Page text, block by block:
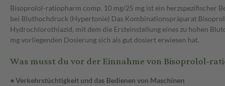
Bisoprolol-ratiopharm comp. 10 mg/25 mg ist ein herzspezifischer
bei Bluthochdruck (Hypertonie) Das Kombinationspräparat
Hydrochlorothiazid, mit dem die Ersteinstellung eines zu hohen
mg vorliegenden Dosierung sich als gut dosiert erwiesen hat.
Was musst du vor der Einnahme von Bisoprolol-
● Verkehrstüchtigkeit und das Bedienen von Maschinen